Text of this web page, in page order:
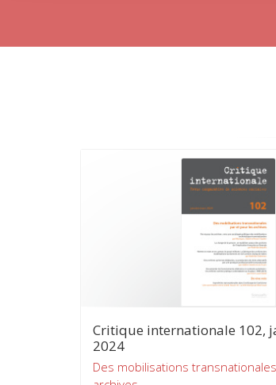
Critique internationale 102,
2024
Des mobilisations